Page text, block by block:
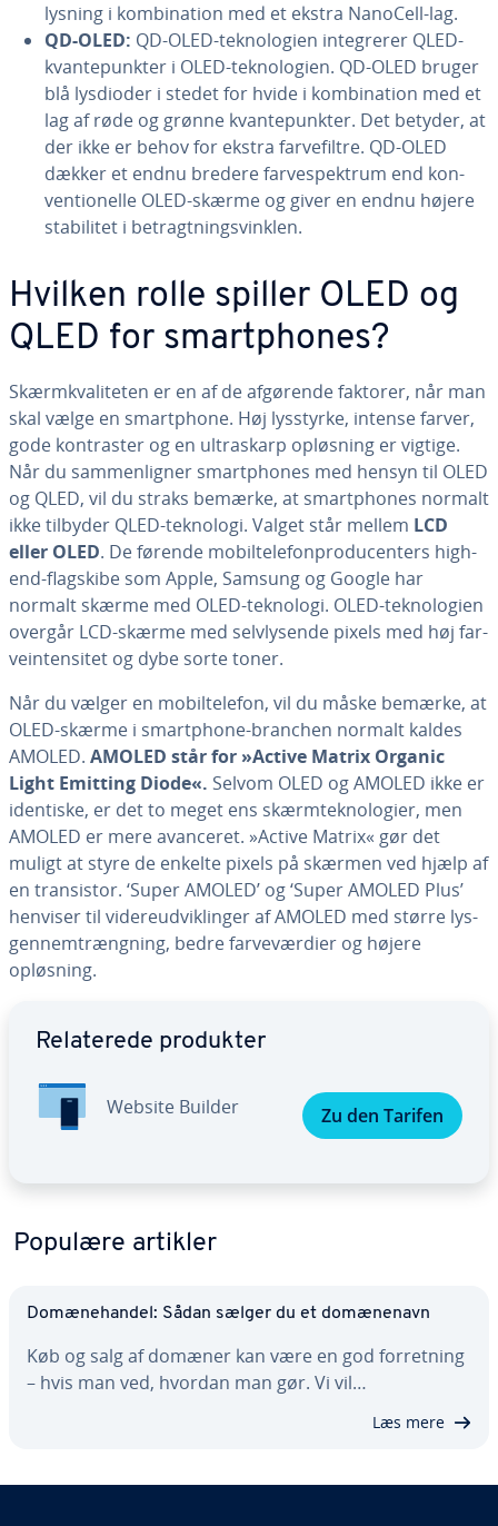
lys­ning i kom­bi­na­tion med et ekstra NanoCell-lag.
QD-OLED: QD-OLED-tek­no­lo­gi­en in­te­gre­rer QLED-
kvan­te­punk­ter i OLED-tek­no­lo­gi­en. QD-OLED bruger
blå lysdioder i stedet for hvide i kom­bi­na­tion med et
lag af røde og grønne kvan­te­punk­ter. Det betyder, at
der ikke er behov for ekstra far­ve­fil­tre. QD-OLED
dækker et endnu bredere far­ve­spek­trum end kon­
ven­tio­nel­le OLED-skærme og giver en endnu højere
sta­bi­li­tet i be­tragt­nings­vink­len.
Hvilken rolle spiller OLED og
QLED for smartp­ho­nes?
Skærm­kva­li­te­ten er en af de afgørende faktorer, når man
skal vælge en smartp­ho­ne. Høj lysstyrke, intense farver,
gode kon­tra­ster og en ul­tra­skarp opløsning er vigtige.
Når du sam­men­lig­ner smartp­ho­nes med hensyn til OLED
og QLED, vil du straks bemærke, at smartp­ho­nes normalt
ikke tilbyder QLED-teknologi. Valget står mellem LCD
eller OLED. De førende mo­bil­te­le­fon­pro­du­cen­ters high-
end-flagskibe som Apple, Samsung og Google har
normalt skærme med OLED-teknologi. OLED-tek­no­lo­gi­en
overgår LCD-skærme med selvly­sen­de pixels med høj far­
ve­in­ten­si­tet og dybe sorte toner.
Når du vælger en mo­bil­te­le­fon, vil du måske bemærke, at
OLED-skærme i smartp­ho­ne-branchen normalt kaldes
AMOLED. AMOLED står for »Active Matrix Organic
Light Emitting Diode«. Selvom OLED og AMOLED ikke er
identiske, er det to meget ens skærm­tek­no­lo­gi­er, men
AMOLED er mere avanceret. »Active Matrix« gør det
muligt at styre de enkelte pixels på skærmen ved hjælp af
en tran­si­stor. ‘Super AMOLED’ og ‘Super AMOLED Plus’
henviser til vi­de­re­ud­vik­lin­ger af AMOLED med større lys­
gen­nem­træng­ning, bedre far­ve­vær­di­er og højere
opløsning.
Re­la­te­re­de produkter
Website Builder Zu den Tarifen
Populære artikler
Do­mæ­ne­han­del: Sådan sælger du et do­mæ­ne­navn
Køb og salg af domæner kan være en god for­ret­ning
– hvis man ved, hvordan man gør. Vi vil…
Læs mere